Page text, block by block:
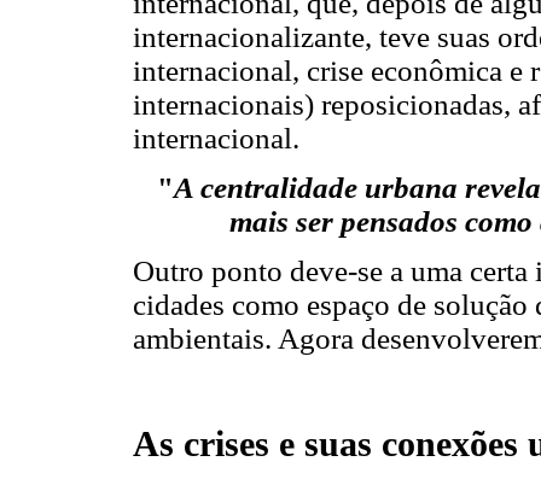
internacionalizante, teve suas
internacional, crise econômica e
internacionais) reposicionadas,
internacional.
"A centralidade urbana
mais ser pensados
Outro ponto deve-se a uma
cidades como espaço de
ambientais. Agora
As crises e suas conexões